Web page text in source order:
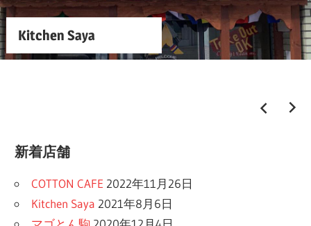
マゴとん駒
新着店舗
COTTON CAFE 2022年11月26日
Kitchen Saya 2021年8月6日